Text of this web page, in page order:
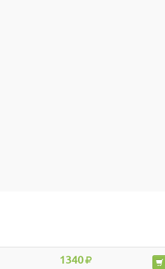
1340